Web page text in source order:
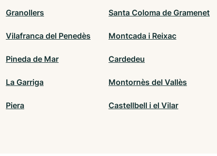
Granollers Santa Coloma de Gramenet
Vilafranca del Penedès Montcada i Reixac
Pineda de Mar Cardedeu
La Garriga Montornès del Vallès
Piera Castellbell i el Vilar